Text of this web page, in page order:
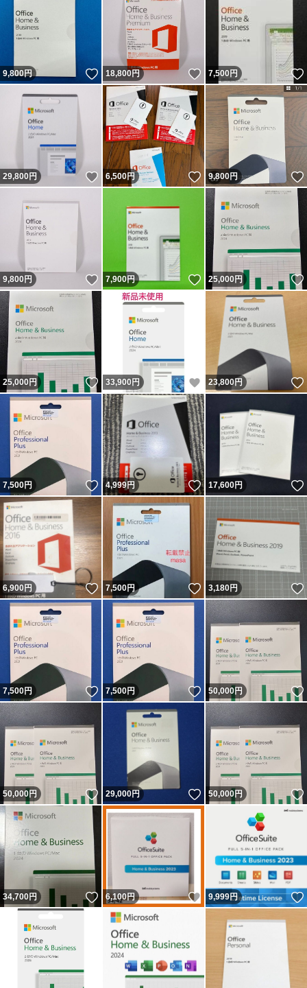
9,800円 いいね！
18,800円 いいね！
7,500円
29,800円 いいね！
6,500円 いいね！
9,800円
9,800円 いいね！
7,900円 いいね！
25,000円
25,000円 いいね！
33,900 円 いいね！
23,800円
7,500円 いいね！
4,999円 いいね！
17,600円
6,900円 いいね！
7,500円 いいね！
3,180円
7,500円 いいね！
7,500円 いいね！
50,000円
50,000円 いいね！
29,000円 いいね！
50,000円
34,700円 いいね！
6,100円 いいね！
9,999円